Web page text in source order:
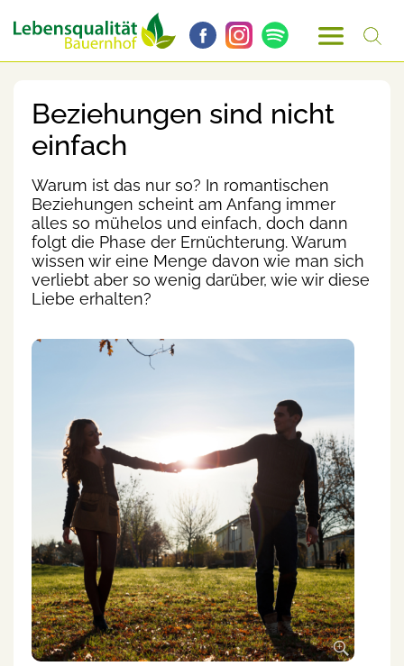
Beziehungen sind nicht
einfach
Warum ist das nur so? In romantischen
Beziehungen scheint am Anfang immer
alles so mühelos und einfach, doch dann
folgt die Phase der Ernüchterung. Warum
wissen wir eine Menge davon wie man sich
verliebt aber so wenig darüber, wie wir diese
Liebe erhalten?